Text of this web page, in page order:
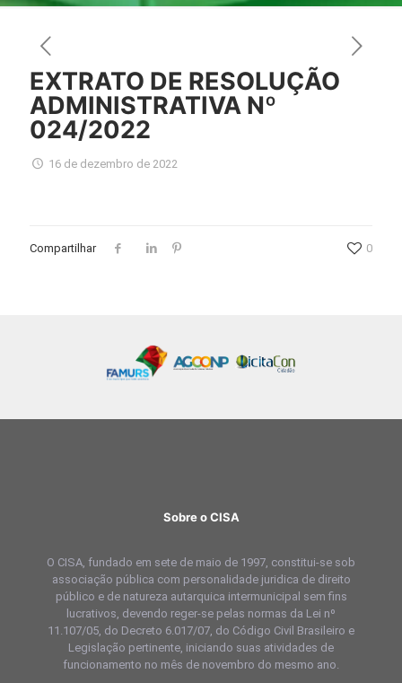
EXTRATO DE RESOLUÇÃO
ADMINISTRATIVA Nº
024/2022
16 de dezembro de 2022
Compartilhar 0
Sobre o CISA
O CISA, fundado em sete de maio de 1997, constitui-se sob
associação pública com personalidade juridica de direito
público e de natureza autarquica intermunicipal sem fins
lucrativos, devendo reger-se pelas normas da Lei nº
11.107/05, do Decreto 6.017/07, do Código Civil Brasileiro e
Legislação pertinente, iniciando suas atividades de
funcionamento no mês de novembro do mesmo ano.